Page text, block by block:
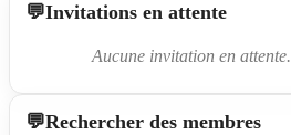
Invitations en attente
Aucune invitation en attente.
Rechercher des membres